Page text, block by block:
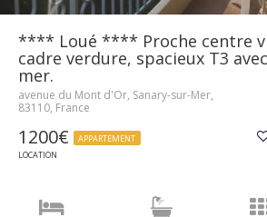
**** Loué **** Proche centre
cadre verdure, spacieux T3
mer.
avenue du Mont d'Or, Sanary-sur-Mer,
83110, France
1200€
APPARTEMENT
LOCATION